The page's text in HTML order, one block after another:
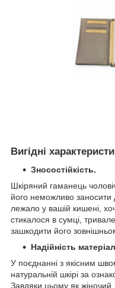
Вигідні
Зносостійкість.
Шкіряний гаманець
його неможливо заносити
лежало у вашій кишені,
стикалося в сумці,
зашкодити його
Надійність
У поєднанні з якісним
натуральній шкірі за
Завдяки цьому як жіночий,